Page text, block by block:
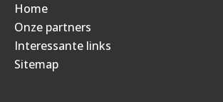
Home
Onze partners
Interessante links
Sitemap